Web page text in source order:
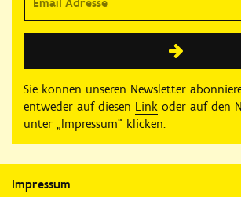
Sie können unseren Newsletter
entweder auf diesen Link oder auf den
unter „Impressum“ klicken.
Impressum